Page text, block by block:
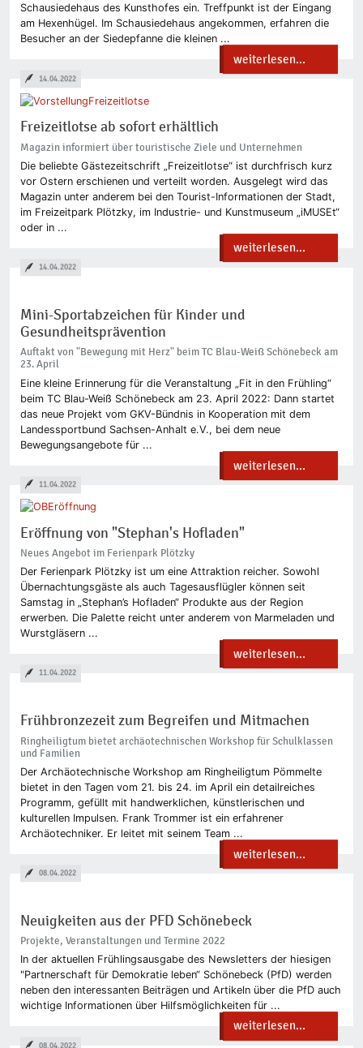
Schausiedehaus des Kunsthofes ein. Treffpunkt ist der Eingang
am Hexenhügel. Im Schausiedehaus angekommen, erfahren die
Besucher an der Siedepfanne die kleinen ...
weiterlesen...
Freizeitlotse ab sofort erhältlich
Magazin informiert über touristische Ziele und Unternehmen
Die beliebte Gästezeitschrift „Freizeitlotse“ ist durchfrisch kurz
vor Ostern erschienen und verteilt worden. Ausgelegt wird das
Magazin unter anderem bei den Tourist-Informationen der Stadt,
im Freizeitpark Plötzky, im Industrie- und Kunstmuseum „iMUSEt“
oder in ...
weiterlesen...
14.04.2022
Mini-Sportabzeichen für Kinder und
Gesundheitsprävention
Auftakt von "Bewegung mit Herz" beim TC Blau-Weiß Schönebeck am
23. April
Eine kleine Erinnerung für die Veranstaltung „Fit in den Frühling“
beim TC Blau-Weiß Schönebeck am 23. April 2022: Dann startet
das neue Projekt vom GKV-Bündnis in Kooperation mit dem
Landessportbund Sachsen-Anhalt e.V., bei dem neue
Bewegungsangebote für ...
weiterlesen...
14.04.2022
Eröffnung von "Stephan's Hofladen"
Neues Angebot im Ferienpark Plötzky
Der Ferienpark Plötzky ist um eine Attraktion reicher. Sowohl
Übernachtungsgäste als auch Tagesausflügler können seit
Samstag in „Stephan’s Hofladen“ Produkte aus der Region
erwerben. Die Palette reicht unter anderem von Marmeladen und
Wurstgläsern ...
weiterlesen...
11.04.2022
Frühbronzezeit zum Begreifen und Mitmachen
Ringheiligtum bietet archäotechnischen Workshop für Schulklassen
und Familien
Der Archäotechnische Workshop am Ringheiligtum Pömmelte
bietet in den Tagen vom 21. bis 24. im April ein detailreiches
Programm, gefüllt mit handwerklichen, künstlerischen und
kulturellen Impulsen. Frank Trommer ist ein erfahrener
Archäotechniker. Er leitet mit seinem Team ...
weiterlesen...
11.04.2022
Neuigkeiten aus der PFD Schönebeck
Projekte, Veranstaltungen und Termine 2022
In der aktuellen Frühlingsausgabe des Newsletters der hiesigen
"Partnerschaft für Demokratie leben“ Schönebeck (PfD) werden
neben den interessanten Beiträgen und Artikeln über die PfD auch
wichtige Informationen über Hilfsmöglichkeiten für ...
weiterlesen...
08.04.2022
08.04.2022